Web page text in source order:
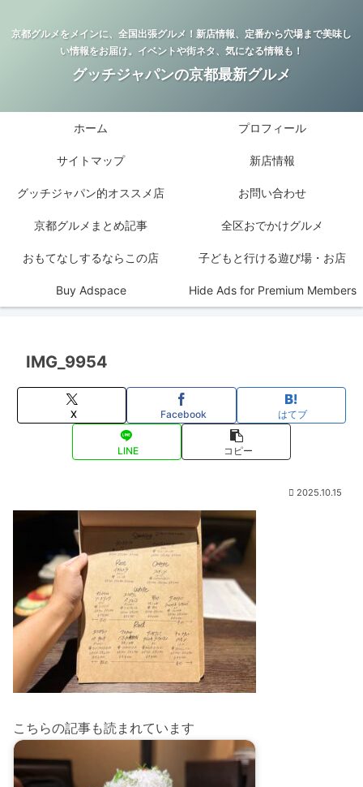
京都グルメをメインに、全国出張グルメ！新店情報、定番から穴場まで美味し
い情報をお届け。イベントや街ネタ、気になる情報も！
グッチジャパンの京都最新グルメ
ホーム プロフィール
サイトマップ 新店情報
グッチジャパン的オススメ店 お問い合わせ
京都グルメまとめ記事 全区おでかけグルメ
おもてなしするならこの店 子どもと行ける遊び場・お店
Buy Adspace Hide Ads for Premium Members
IMG_9954
X Facebook はてブ
LINE コピー
2025.10.15
こちらの記事も読まれています